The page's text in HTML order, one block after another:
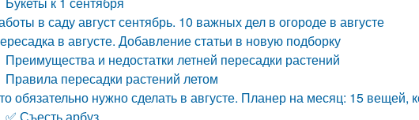
в саду август сентябрь. 10 важных дел в огороде в августе
в августе. Добавление статьи в новую подборку
Преимущества и недостатки летней пересадки растений
Правила пересадки растений летом
обязательно нужно сделать в августе. Планер на месяц: 15 вещей,